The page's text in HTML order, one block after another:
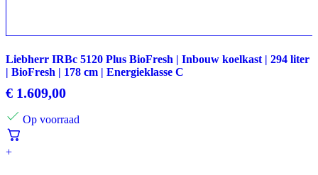
Liebherr IRBc 5120 Plus BioFresh | Inbouw koelkast | 294 liter
| BioFresh | 178 cm | Energieklasse C
€ 1.609,00
Op voorraad
+